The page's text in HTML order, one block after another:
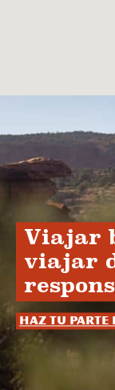
Viajar
viajar
Haz tu